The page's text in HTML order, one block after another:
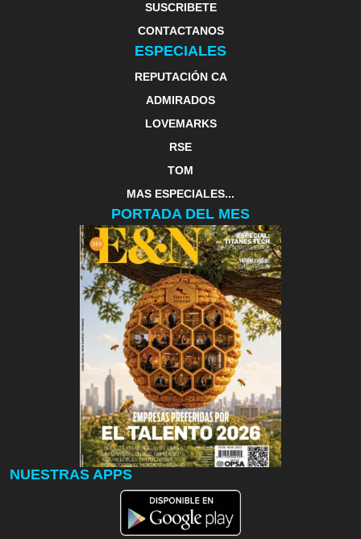
SUSCRIBETE
CONTACTANOS
ESPECIALES
REPUTACIÓN CA
ADMIRADOS
LOVEMARKS
RSE
TOM
MAS ESPECIALES...
PORTADA DEL MES
NUESTRAS APPS